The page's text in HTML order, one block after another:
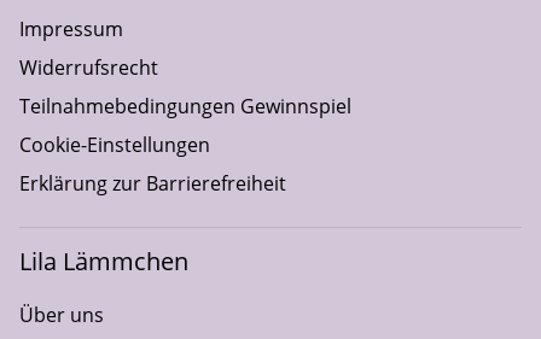
Impressum
Widerrufsrecht
Teilnahmebedingungen Gewinnspiel
Cookie-Einstellungen
Erklärung zur Barrierefreiheit
Lila Lämmchen
Über uns